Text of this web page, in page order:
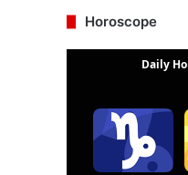
Horoscope